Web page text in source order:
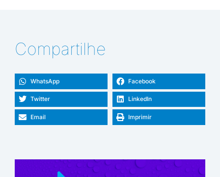
Compartilhe
WhatsApp Facebook
Twitter LinkedIn
Email Imprimir